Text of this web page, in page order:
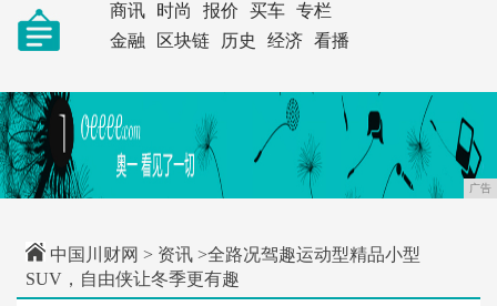
商讯
时尚 报价 买车
专栏
金融
区块链 历史 经济 看播
广告
中国川财网 > 资讯 >全路况驾趣运动型精品小型
SUV，自由侠让冬季更有趣